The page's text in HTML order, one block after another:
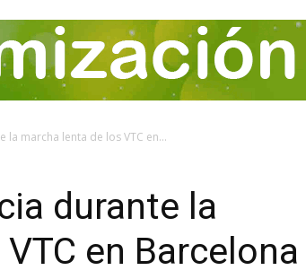
la marcha lenta de los VTC en...
durante la
en Barcelona